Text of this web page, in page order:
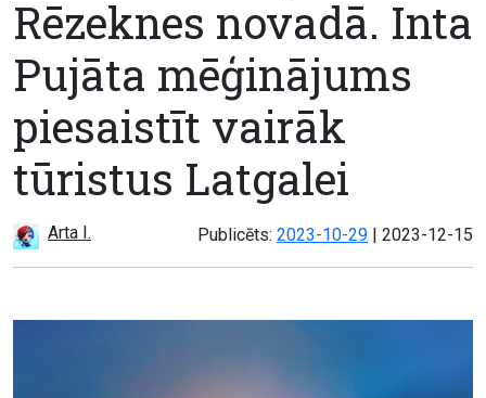
Rēzeknes novadā. Inta
Pujāta mēģinājums
piesaistīt vairāk
tūristus Latgalei
Arta I. Publicēts: 2023-10-29 Atjaunots:
2023-12-15